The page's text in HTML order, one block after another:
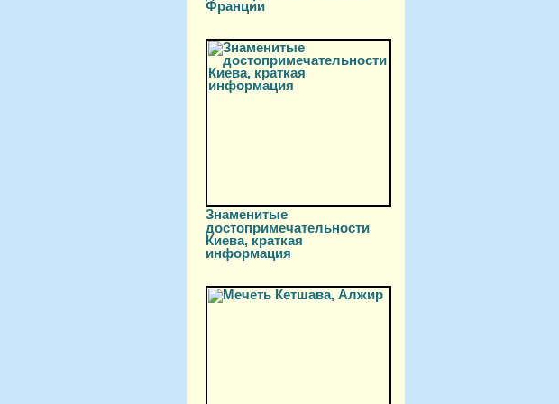
Франции
Знаменитые
достопримечательности
Киева, краткая
информация